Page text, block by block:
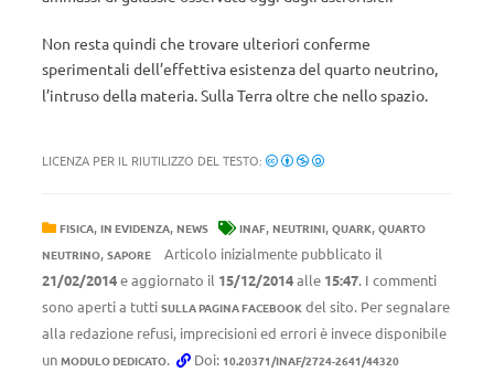
Non resta quindi che trovare ulteriori conferme
sperimentali dell’effettiva esistenza del quarto neutrino,
l’intruso della materia. Sulla Terra oltre che nello spazio.
LICENZA PER IL RIUTILIZZO DEL TESTO:
FISICA, IN EVIDENZA, NEWS INAF, NEUTRINI, QUARK, QUARTO
NEUTRINO, SAPORE
Articolo inizialmente pubblicato il
21/02/2014e aggiornato il 15/12/2014alle 15:47. I commenti
sono aperti a tutti SULLA PAGINA FACEBOOK del sito. Per segnalare
alla redazione refusi, imprecisioni ed errori è invece disponibile
un MODULO DEDICATO. Doi: 10.20371/INAF/2724-2641/44320